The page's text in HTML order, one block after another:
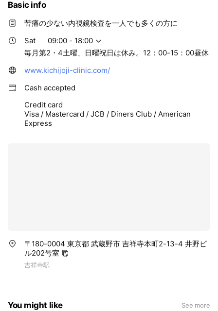
Basic info
苦痛の少ない内視鏡検査を一人でも多くの方に
Sat
09:00 - 18:00
毎月第2・4土曜、日曜祝日は休み。12：00-15：00昼休
www.kichijoji-clinic.com/
Cash accepted
Credit card
Visa / Mastercard / JCB / Diners Club / American
Express
〒180-0004 東京都 武蔵野市 吉祥寺本町2-13-4 井野ビ
ル202号室
吉祥寺駅
You might like See more